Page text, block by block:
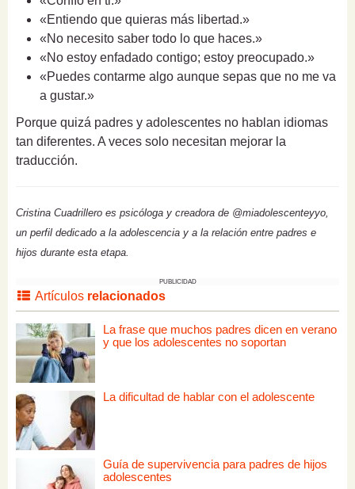
«Entiendo que quieras más libertad.»
«No necesito saber todo lo que haces.»
«No estoy enfadado contigo; estoy preocupado.»
«Puedes contarme algo aunque sepas que no me va
a gustar.»
Porque quizá padres y adolescentes no hablan idiomas
tan diferentes. A veces solo necesitan mejorar la
traducción.
Cristina Cuadrillero es psicóloga y creadora de @miadolescenteyyo,
un perfil dedicado a la adolescencia y a la relación entre padres e
hijos durante esta etapa.
PUBLICIDAD
Artículos relacionados
La frase que muchos padres dicen en verano
y que los adolescentes no soportan
La dificultad de hablar con el adolescente
Guía de supervivencia para padres de hijos
adolescentes